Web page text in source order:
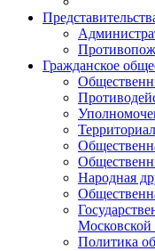
Гражданское
Народная
Московской
Политика